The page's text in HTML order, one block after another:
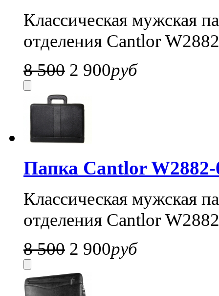
Классическая мужская
отделения Cantlor
8 500 2 900руб
Папка Cantlor W2882-
Классическая мужская
отделения Cantlor
8 500 2 900руб